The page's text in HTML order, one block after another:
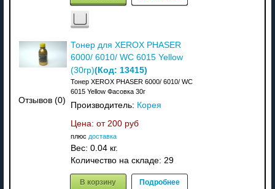
Отзывов (0)
Тонер для XEROX PHASER
6000/ 6010/ WC 6015 Yellow
(30гр)(Код: 13415)
Тонер XEROX PHASER 6000/ 6010/ WC
6015 Yellow Фасовка 30г
Производитель: Корея
Цена: от 200 руб
плюс доставка
Вес: 0.04 кг.
Количество на складе: 29
В корзину Подробнее